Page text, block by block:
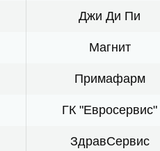
Джи Ди Пи
Магнит
Примафарм
ГК "Евросервис"
ЗдравСервис